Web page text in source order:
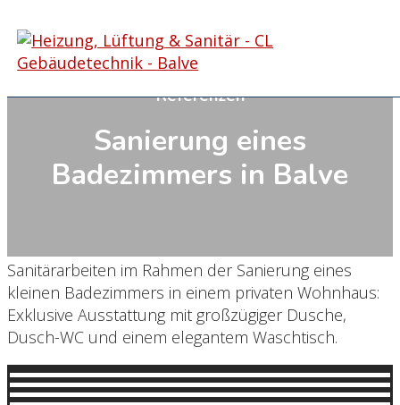
Impressum
Datenschutz
Einblick in unsere Arbeit – Unsere
Referenzen
Sanierung eines
Badezimmers in Balve
Sanitärarbeiten im Rahmen der Sanierung eines
kleinen Badezimmers in einem privaten Wohnhaus:
Exklusive Ausstattung mit großzügiger Dusche,
Dusch-WC und einem elegantem Waschtisch.